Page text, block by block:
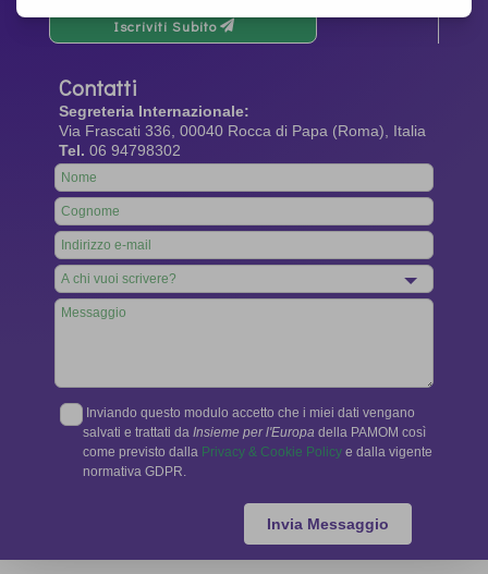
Iscriviti Subito
Contatti
Segreteria Internazionale:
Via Frascati 336, 00040 Rocca di Papa (Roma), Italia
Tel. 06 94798302
Leave
this
field
blank
Inviando questo modulo accetto che i miei dati vengano
salvati e trattati da Insieme per l'Europa della PAMOM così
come previsto dalla Privacy & Cookie Policy e dalla vigente
normativa GDPR.
Invia Messaggio